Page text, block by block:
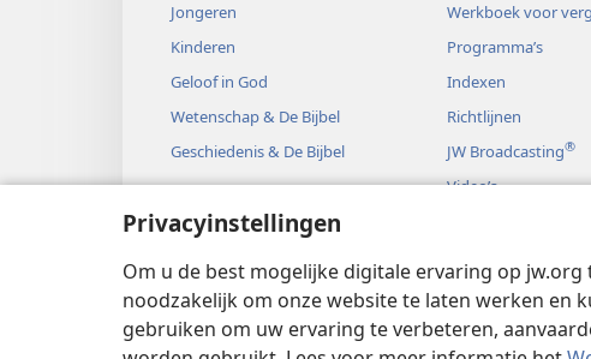
Privacyinstellingen
Om u de best mogelijke digitale ervaring op
noodzakelijk om onze website te laten werken en
gebruiken om uw ervaring te verbeteren,
Jongeren
Kinderen
Geloof in God
Wetenschap & De Bijbel
Geschiedenis & De Bijbel
Werkboek voor
Programma’s
Indexen
Richtlijnen
JW Broadcasting®
Video’s
Bijbelse hoorspelen